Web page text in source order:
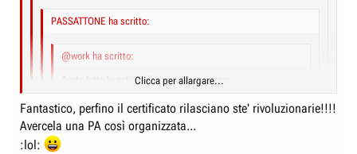
PASSATTONE ha scritto:
@work ha scritto:
Avete letto la notizia di Vincenzo :cry: :cry:
ci si possa unire alla sua causa :cry: :cry:
Io facevo già parte del "gruppo di fuoco"... dal 2000... 8)
Clicca per allargare...
Clicca per allargare...
Fantastico, perfino il certificato rilasciano ste' rivoluzionarie!!!!
Avercela una PA così organizzata...
:lol: